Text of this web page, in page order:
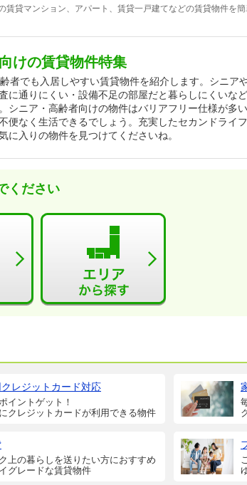
賃貸マンション、アパート、賃貸一戸建てなどの賃貸物件を
けの賃貸物件特集
者でも入居しやすい賃貸物件を紹介します。シニア
に通りにくい・設備不足の部屋だと暮らしにくいなど
シニア・高齢者向けの物件はバリアフリー仕様が多い
便なく生活できるでしょう。充実したセカンドライフ
に入りの物件を見つけてくださいね。
ください
レジットカード対応
イントゲット！
クレジットカードが利用できる物件
上の暮らしを送りたい方におすすめ
グレードな賃貸物件